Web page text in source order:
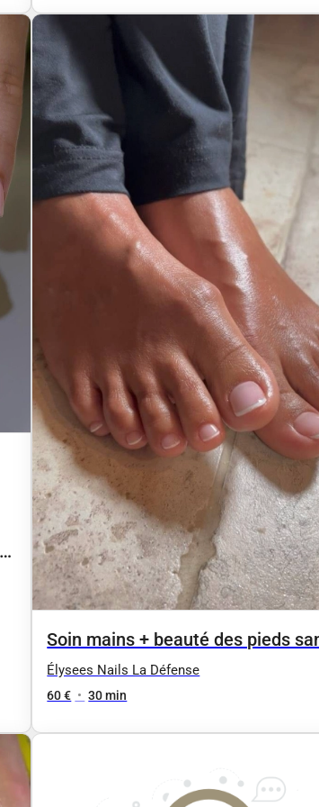
Soin mains + beauté des pieds
vernis
Élysees Nails La Défense
60 € • 30 min